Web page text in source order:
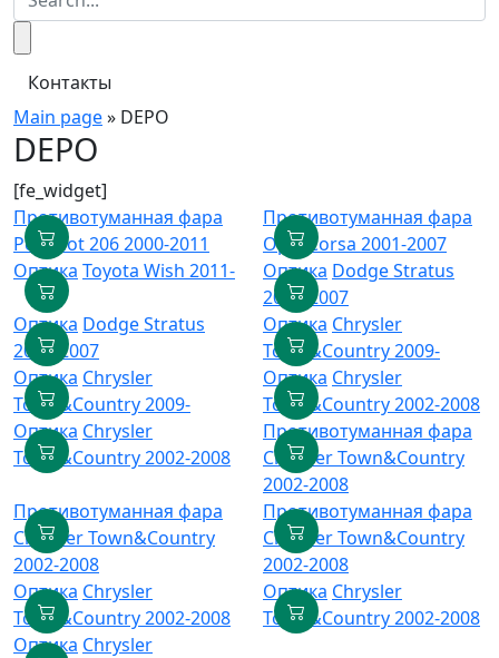
Контакты
Main page» DEPO
DEPO
Противотуманная фара
Peugeot 206 2000-2011
Противотуманная фара
Opel Corsa 2001-2007
Оптика Toyota Wish 2011- Оптика Dodge Stratus
2001-2007
Оптика Dodge Stratus
2001-2007
Оптика Chrysler
Town&Country 2009-
Оптика Chrysler
Town&Country 2009-
Оптика Chrysler
Town&Country 2002-2008
Оптика Chrysler
Town&Country 2002-2008
Противотуманная фара
Chrysler Town&Country
2002-2008
Противотуманная фара
Chrysler Town&Country
2002-2008
Противотуманная фара
Chrysler Town&Country
2002-2008
Оптика Chrysler
Town&Country 2002-2008
Оптика Chrysler
Town&Country 2002-2008
Оптика Chrysler
[fe_widget]